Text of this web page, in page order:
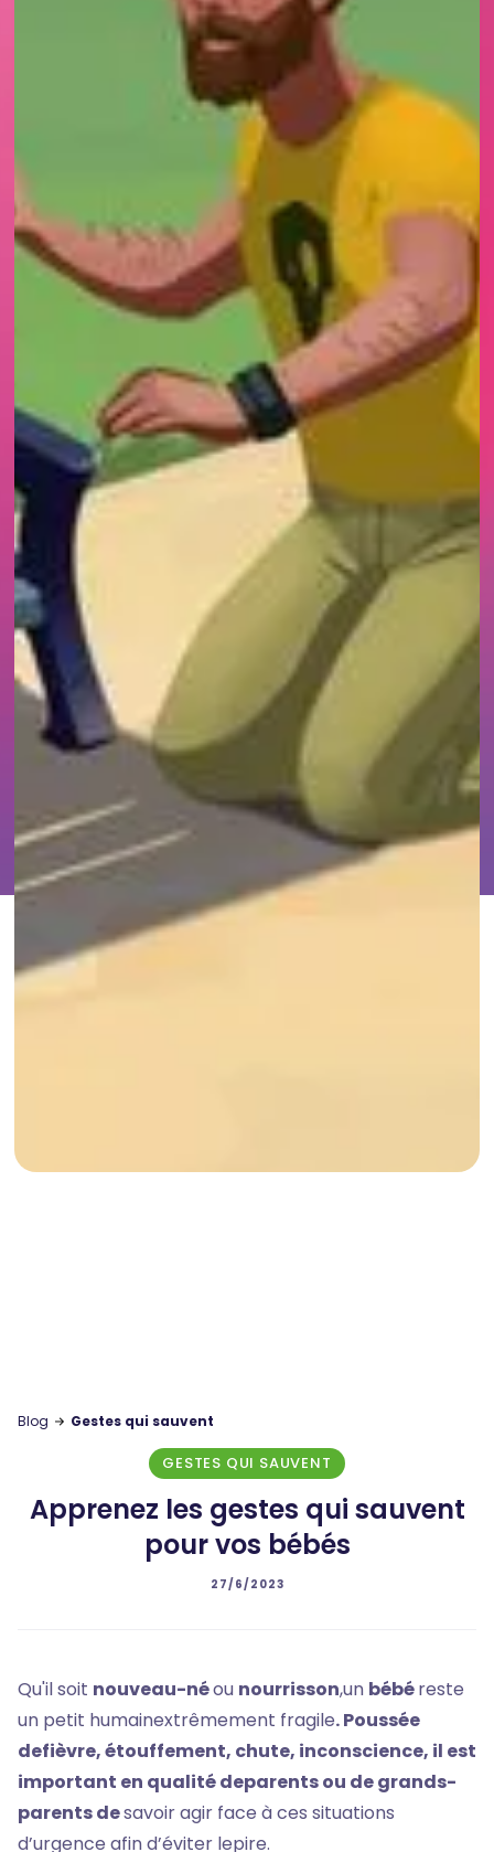
Blog Gestes qui sauvent
GESTES QUI SAUVENT
Apprenez les gestes qui sauvent
pour vos bébés
27/6/2023
Qu'il soit nouveau-néou nourrisson,un bébéreste
un petit humainextrêmement fragile. Poussée
defièvre, étouffement, chute, inconscience, il est
important en qualité deparents ou de grands-
parents desavoir agir face à ces situations
d’urgence afin d’éviter lepire.